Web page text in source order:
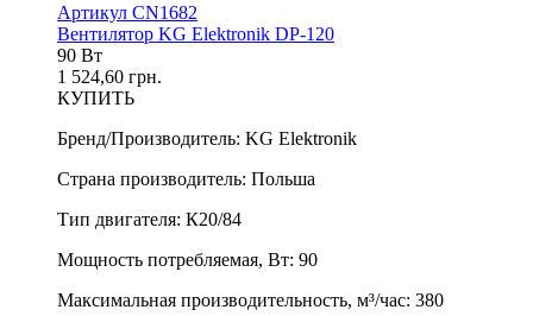
Артикул CN1682
Вентилятор KG Elektronik DP-120
90 Вт
1 524,60 грн.
КУПИТЬ
Бренд/Производитель: KG Elektronik
Страна производитель: Польша
Тип двигателя: К20/84
Мощность потребляемая, Вт: 90
Максимальная производительность, м³/час: 380